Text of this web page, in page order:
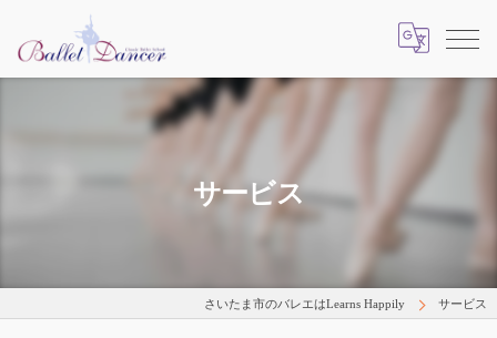
サービス
さいたま市のバレエはLearns Happily サービス